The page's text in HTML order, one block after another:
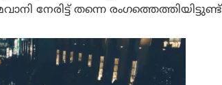
നേരിട്ട് തന്നെ രംഗത്തെത്തിയിട്ടുണ്ട്